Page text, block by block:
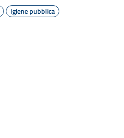
Igiene pubblica